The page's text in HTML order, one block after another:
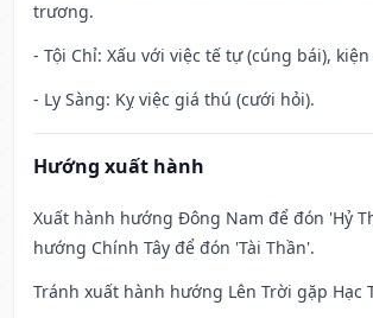
trương.
- Tội Chỉ: Xấu với việc tế tự (cúng bái), kiện
- Ly Sàng: Kỵ việc giá thú (cưới hỏi).
Hướng xuất hành
Xuất hành hướng Đông Nam để đón 'Hỷ
hướng Chính Tây để đón 'Tài Thần'.
Tránh xuất hành hướng Lên Trời gặp Hạc